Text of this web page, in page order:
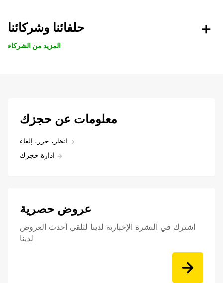
حلفائنا وشركائنا
المزيد من الشركاء
معلومات عن حجزك
انظر، حرر، إلغاء
ادارة حجزك
عروض حصرية
اشترك في النشرة الإخبارية لدينا لتلقي أحدث العروض
لدينا